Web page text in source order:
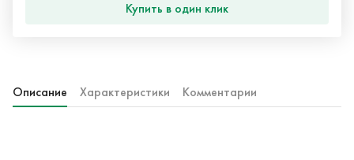
Купить в один клик
Описание Характеристики Комментарии